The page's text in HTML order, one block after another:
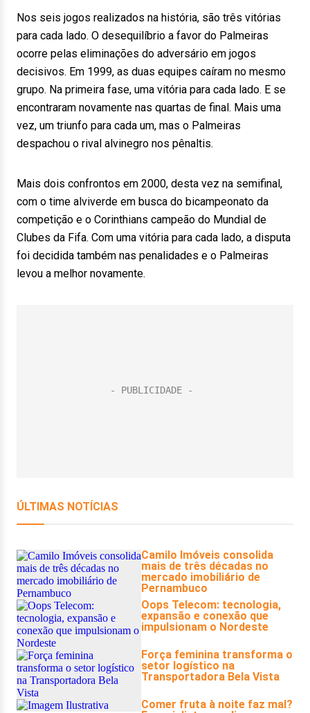
Nos seis jogos realizados na história, são três vitórias
para cada lado. O desequilíbrio a favor do Palmeiras
ocorre pelas eliminações do adversário em jogos
decisivos. Em 1999, as duas equipes caíram no mesmo
grupo. Na primeira fase, uma vitória para cada lado. E se
encontraram novamente nas quartas de final. Mais uma
vez, um triunfo para cada um, mas o Palmeiras
despachou o rival alvinegro nos pênaltis.
Mais dois confrontos em 2000, desta vez na semifinal,
com o time alviverde em busca do bicampeonato da
competição e o Corinthians campeão do Mundial de
Clubes da Fifa. Com uma vitória para cada lado, a disputa
foi decidida também nas penalidades e o Palmeiras
levou a melhor novamente.